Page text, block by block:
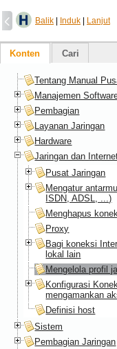
Balik Induk Lanjut
Konten Cari
Tentang Manual
Manajemen
Pembagian
Layanan Jaringan
Hardware
Jaringan dan
Pusat Jaringan
Mengatur
ISDN, ADSL, ...)
Menghapus
Proxy
Bagi koneksi
lokal lain
Mengelola profil
Konfigurasi
mengamankan
Definisi host
Sistem
Pembagian Jaringan